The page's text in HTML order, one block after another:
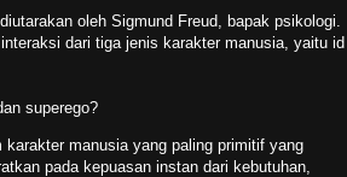
oleh Sigmund Freud, bapak psikologi.
dari tiga jenis karakter manusia, yaitu id
superego?
karakter manusia yang paling primitif yang
pada kepuasan instan dari kebutuhan,